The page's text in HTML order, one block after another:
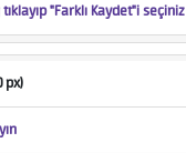
"Farklı Kaydet"i seçiniz
px)